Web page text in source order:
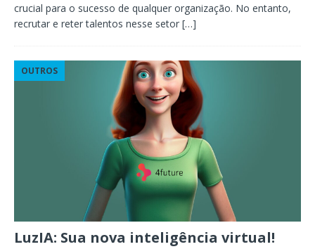
crucial para o sucesso de qualquer organização. No entanto,
recrutar e reter talentos nesse setor […]
OUTROS
LuzIA: Sua nova inteligência virtual!